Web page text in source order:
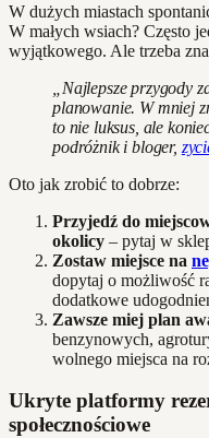
W dużych miastach
W małych wsiach? Często
wyjątkowego. Ale trzeba
„Najlepsze przygody
planowanie. W mniej
to nie luksus, ale
podróżnik i bloger,
Oto jak zrobić to dobrze:
Przyjedź do
okolicy – pytaj w
Zostaw miejsce na
dopytaj o możliwość
dodatkowe
Zawsze miej plan
benzynowych,
wolnego miejsca na
Ukryte platformy
społecznościowe